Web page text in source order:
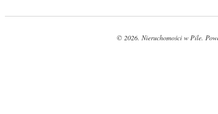
© 2026. Nieruchomości w Pile.